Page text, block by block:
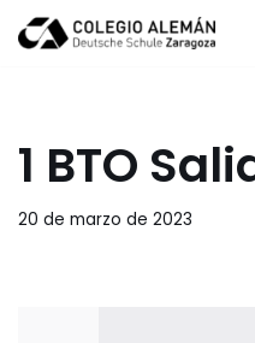
1 BTO
20 de marzo de 2023